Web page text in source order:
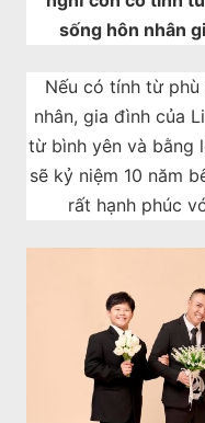
sống hôn nhân
Nếu có tính từ
nhân, gia đình của
từ bình yên và bằng
sẽ kỷ niệm 10 năm
rất hạnh phúc